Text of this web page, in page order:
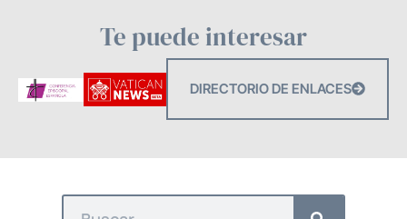
Te puede interesar
DIRECTORIO DE ENLACES